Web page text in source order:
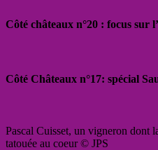
Côté châteaux n°20 : focus sur
Côté Châteaux n°17: spécial
Pascal Cuisset, un vigneron dont
tatouée au coeur © JPS